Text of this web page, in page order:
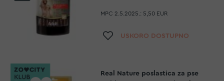
MPC 2.5.2025.: 5,50 EUR
Dodaj na listu želja
USKORO DOSTUPNO
Real Nature poslastica za pse